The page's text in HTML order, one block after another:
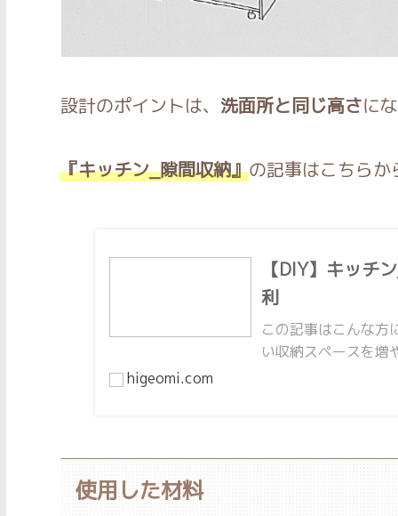
設計のポイントは、 洗面所と同じ高さに
『キッチン_隙間収納』の記事はこちら
【DIY】キッチ
利
この記事はこんな方
い収納スペースを増
higeomi.com
使用した材料